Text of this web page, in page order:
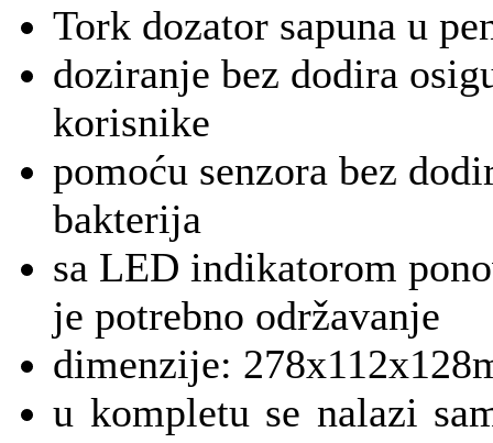
Tork dozator sapuna u
doziranje bez dodira
korisnike
pomoću senzora bez
bakterija
sa LED indikatorom
je potrebno održavanje
dimenzije:
u kompletu se nalazi